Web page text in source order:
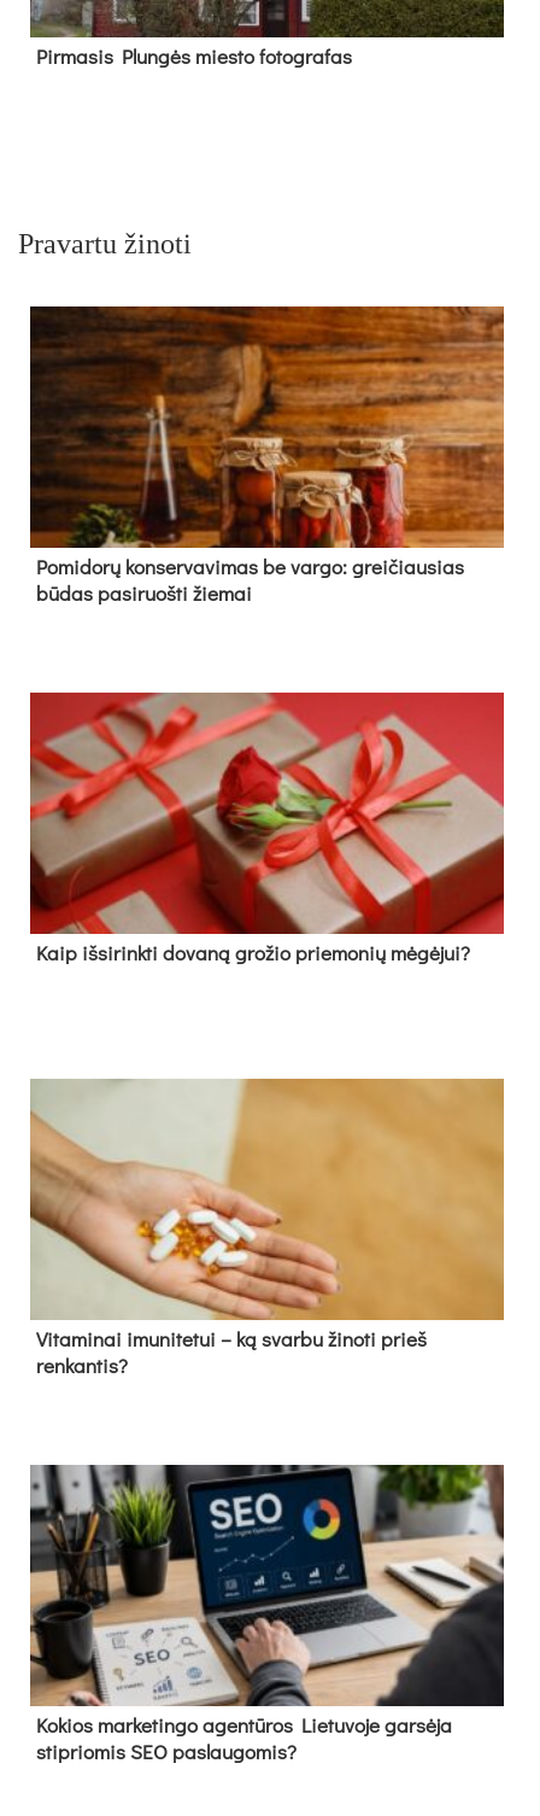
Pir­ma­sis Plun­gės mies­to fo­tog­ra­fas
Pravartu žinoti
Pomidorų konservavimas be vargo: greičiausias
būdas pasiruošti žiemai
Kaip išsirinkti dovaną grožio priemonių mėgėjui?
Vitaminai imunitetui – ką svarbu žinoti prieš
renkantis?
Kokios marketingo agentūros Lietuvoje garsėja
stipriomis SEO paslaugomis?